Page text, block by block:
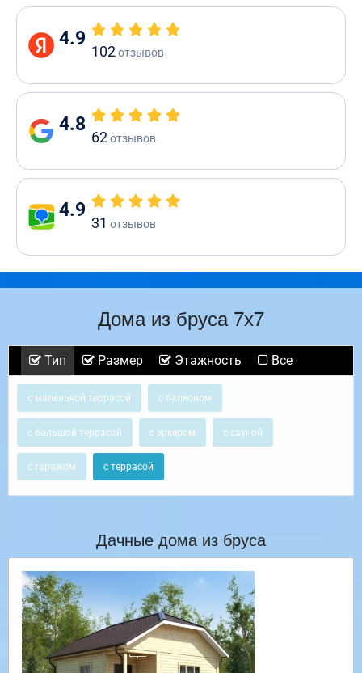
4.9
102отзывов
4.8
62отзывов
4.9
31 отзывов
Дома из бруса 7х7
Тип Размер Этажность Все
с маленькой террасой с балконом
с большой террасой с эркером с сауной
с гаражом с террасой
Дачные дома из бруса